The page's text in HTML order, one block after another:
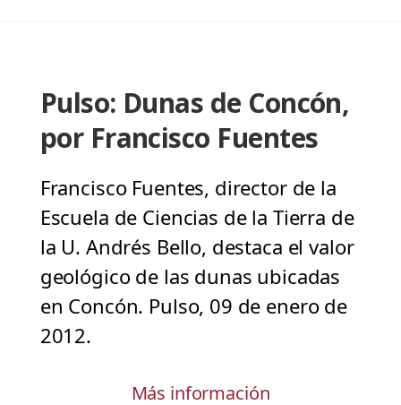
Pulso: Dunas de Concón,
por Francisco Fuentes
Francisco Fuentes, director de la
Escuela de Ciencias de la Tierra de
la U. Andrés Bello, destaca el valor
geológico de las dunas ubicadas
en Concón. Pulso, 09 de enero de
2012.
Más información